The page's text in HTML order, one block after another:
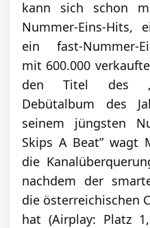
kann sich schon
Nummer-Eins-Hits,
ein fast-Nummer-
mit 600.000
den Titel des
Debütalbum des
seinem jüngsten
Skips A Beat” wagt
die
nachdem der
die österreichischen
hat (Airplay: Platz